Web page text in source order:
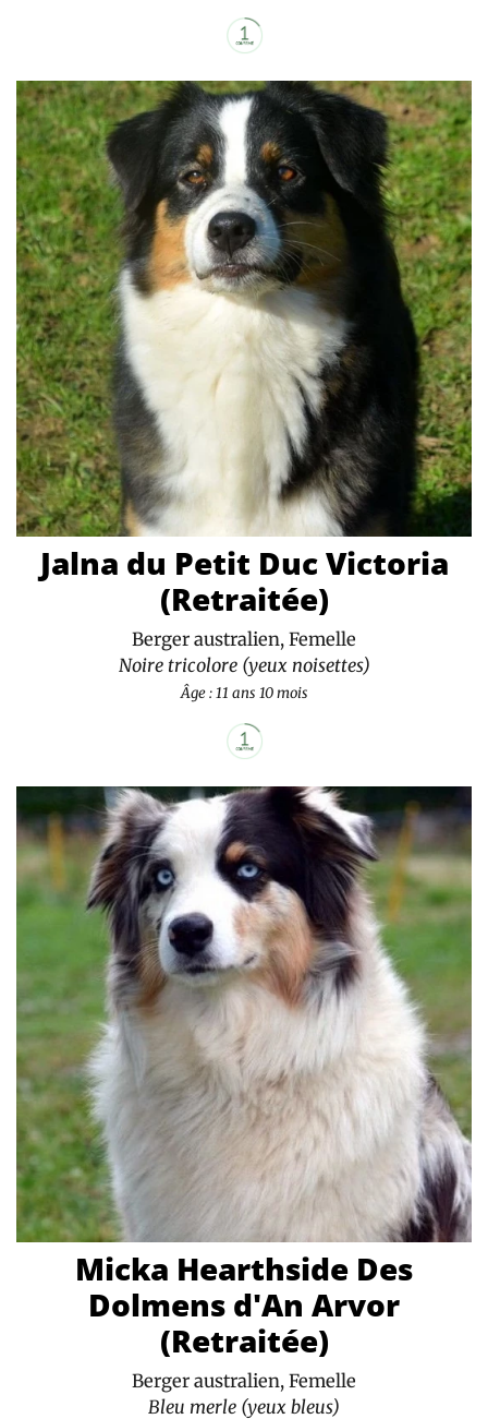
Jalna du Petit Duc Victoria
(Retraitée)
Berger australien, Femelle
Noire tricolore (yeux noisettes)
Âge : 11 ans 10 mois
Micka Hearthside Des
Dolmens d'An Arvor
(Retraitée)
Berger australien, Femelle
Bleu merle (yeux bleus)